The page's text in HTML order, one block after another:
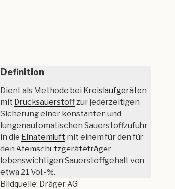
Definition
Dient als Methode bei Kreislaufgeräten
mit Drucksauerstoffzur jederzeitigen
Sicherung einer konstanten und
lungenautomatischen Sauerstoffzufuhr
in die Einatemluft mit einem für den für
den Atemschutzgeräteträger
lebenswichtigen Sauerstoffgehalt von
etwa 21 Vol.-%.
Bildquelle: Dräger AG